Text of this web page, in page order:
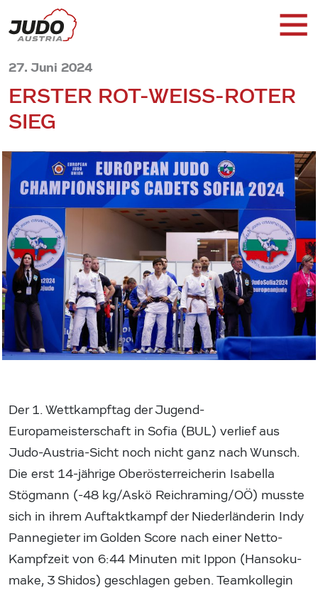
27. Juni 2024
ERSTER ROT-WEISS-ROTER S
IEG
Der 1. Wettkampftag der Jugend-
Europameisterschaft in Sofia (BUL) verlief aus
Judo-Austria-Sicht noch nicht ganz nach Wunsch.
Die erst 14-jährige Oberösterreicherin Isabella
Stögmann (-48 kg/Askö Reichraming/OÖ) musste
sich in ihrem Auftaktkampf der Niederländerin Indy
Pannegieter im Golden Score nach einer Netto-
Kampfzeit von 6:44 Minuten mit Ippon (Hansoku-
make, 3 Shidos) geschlagen geben. Teamkollegin